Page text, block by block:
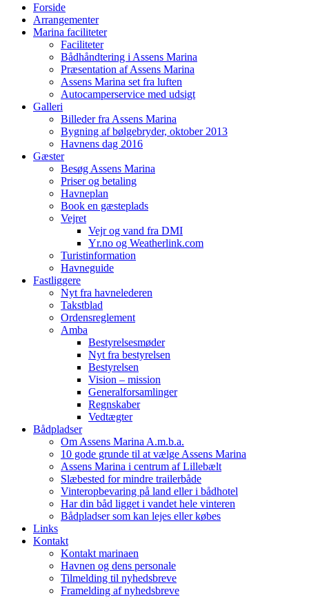
Forside
Arrangementer
Marina faciliteter
Faciliteter
Bådhåndtering i Assens Marina
Præsentation af Assens Marina
Assens Marina set fra luften
Autocamperservice med udsigt
Galleri
Billeder fra Assens Marina
Bygning af bølgebryder, oktober 2013
Havnens dag 2016
Gæster
Besøg Assens Marina
Priser og betaling
Havneplan
Book en gæsteplads
Vejret
Vejr og vand fra DMI
Yr.no og Weatherlink.com
Turistinformation
Havneguide
Fastliggere
Nyt fra havnelederen
Takstblad
Ordensreglement
Amba
Bestyrelsesmøder
Nyt fra bestyrelsen
Bestyrelsen
Vision – mission
Generalforsamlinger
Regnskaber
Vedtægter
Bådpladser
Om Assens Marina A.m.b.a.
10 gode grunde til at vælge Assens Marina
Assens Marina i centrum af Lillebælt
Slæbested for mindre trailerbåde
Vinteropbevaring på land eller i bådhotel
Har din båd ligget i vandet hele vinteren
Bådpladser som kan lejes eller købes
Links
Kontakt
Kontakt marinaen
Havnen og dens personale
Tilmelding til nyhedsbreve
Framelding af nyhedsbreve